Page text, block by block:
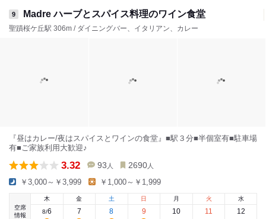
9 Madre ハーブとスパイス料理のワイン食堂
聖蹟桜ケ丘駅 306m / ダイニングバー、イタリアン、カレー
『昼はカレー/夜はスパイスとワインの食堂』■駅３分■半個室有■駐車場
有■ご家族利用大歓迎♪
3.32 93 人 2690 人
￥3,000～￥3,999 ￥1,000～￥1,999
空席
情報
木
8/6
金
7
土
8
日
9
月
10
火
11
水
12